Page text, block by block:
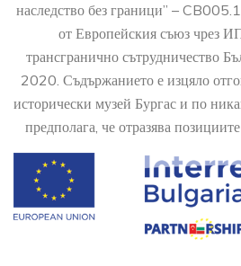
наследство без граници” –
от Европейския съюз чрез
трансгранично сътрудничество
2020. Съдържанието е изцяло
исторически музей Бургас и по
предполага, че отразява